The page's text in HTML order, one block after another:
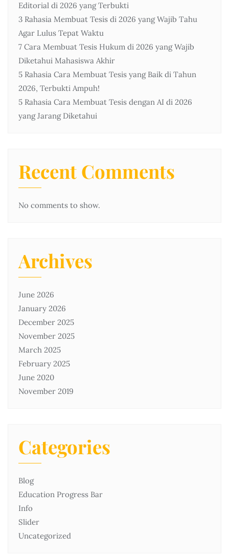
Editorial di 2026 yang Terbukti
3 Rahasia Membuat Tesis di 2026 yang Wajib Tahu
Agar Lulus Tepat Waktu
7 Cara Membuat Tesis Hukum di 2026 yang Wajib
Diketahui Mahasiswa Akhir
5 Rahasia Cara Membuat Tesis yang Baik di Tahun
2026, Terbukti Ampuh!
5 Rahasia Cara Membuat Tesis dengan AI di 2026
yang Jarang Diketahui
Recent Comments
No comments to show.
Archives
June 2026
January 2026
December 2025
November 2025
March 2025
February 2025
June 2020
November 2019
Categories
Blog
Education Progress Bar
Info
Slider
Uncategorized